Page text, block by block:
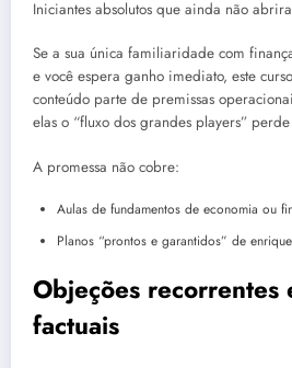
Iniciantes absolutos que ainda não
Se a sua única familiaridade com
e você espera ganho imediato, este
conteúdo parte de premissas
elas o “fluxo dos grandes players”
A promessa não cobre:
Aulas de fundamentos de economia ou
Planos “prontos e garantidos” de
Objeções recorrentes
factuais